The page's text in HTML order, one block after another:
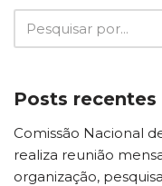
Posts recentes
Comissão Nacional
realiza reunião
organização,